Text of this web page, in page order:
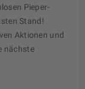
Pieper-
Stand!
Aktionen und
nächste